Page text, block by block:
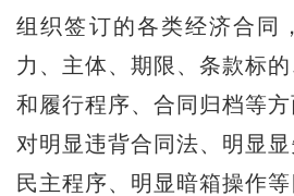
组织签订的各类经济合同
力、主体、期限、条款标
和履行程序、合同归档等方
对明显违背合同法、明显
民主程序、明显暗箱操作